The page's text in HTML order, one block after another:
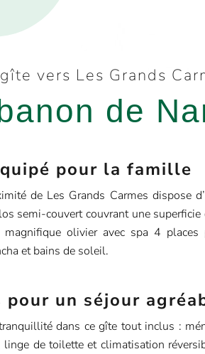
vers Les Grands
de
pour la famille
de Les Grands Carmes dispose
semi-couvert couvrant une
magnifique olivier avec spa 4 places
et bains de soleil.
pour un séjour
dans ce gîte tout inclus :
de toilette et climatisation